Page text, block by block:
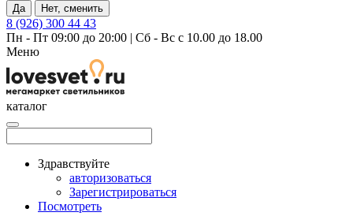
Да Нет, сменить
8 (926) 300 44 43
Пн - Пт 09:00 до 20:00 | Сб - Вс с 10.00 до 18.00
Меню
каталог
Здравствуйте
авторизоваться
Зарегистрироваться
Посмотреть